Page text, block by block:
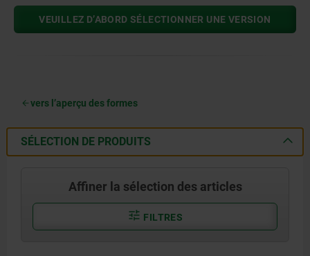
VEUILLEZ D’ABORD SÉLECTIONNER UNE VERSION
vers l’aperçu des formes
SÉLECTION DE PRODUITS
Affiner la sélection des articles
FILTRES